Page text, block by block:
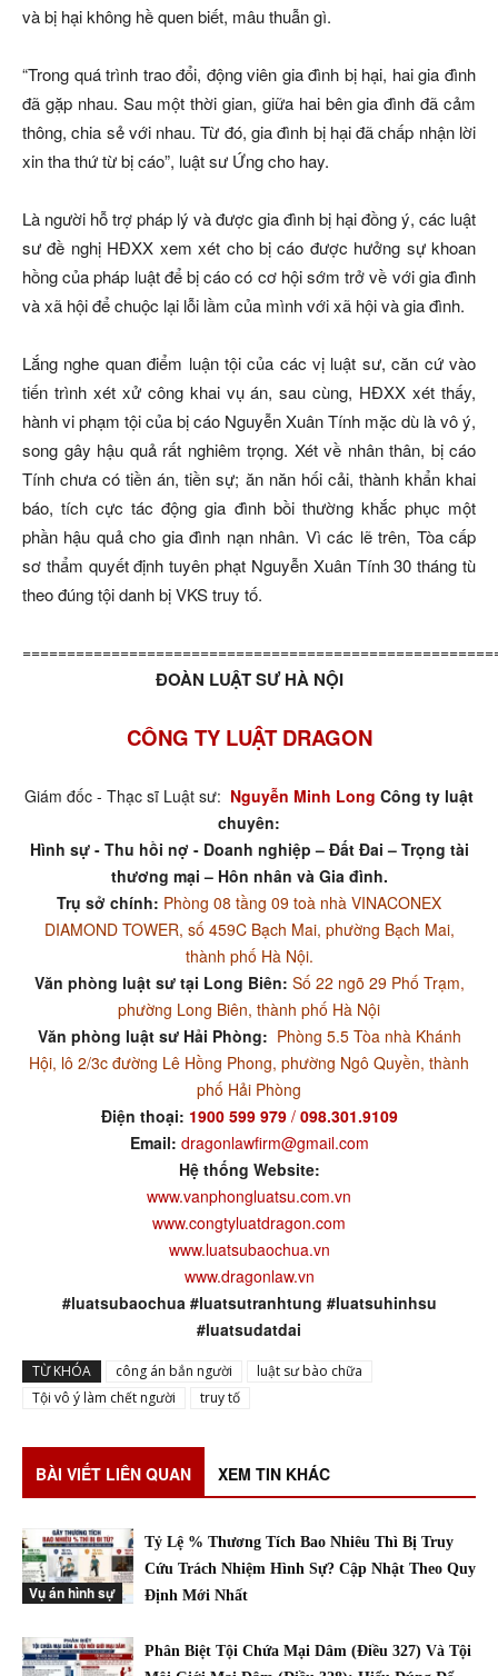
và bị hại không hề quen biết, mâu thuẫn gì.
“Trong quá trình trao đổi, động viên gia đình bị hại, hai gia đình
đã gặp nhau. Sau một thời gian, giữa hai bên gia đình đã cảm
thông, chia sẻ với nhau. Từ đó, gia đình bị hại đã chấp nhận lời
xin tha thứ từ bị cáo”, luật sư Ứng cho hay.
Là người hỗ trợ pháp lý và được gia đình bị hại đồng ý, các luật
sư đề nghị HĐXX xem xét cho bị cáo được hưởng sự khoan
hồng của pháp luật để bị cáo có cơ hội sớm trở về với gia đình
và xã hội để chuộc lại lỗi lầm của mình với xã hội và gia đình.
Lắng nghe quan điểm luận tội của các vị luật sư, căn cứ vào
tiến trình xét xử công khai vụ án, sau cùng, HĐXX xét thấy,
hành vi phạm tội của bị cáo Nguyễn Xuân Tính mặc dù là vô ý,
song gây hậu quả rất nghiêm trọng. Xét về nhân thân, bị cáo
Tính chưa có tiền án, tiền sự; ăn năn hối cải, thành khẩn khai
báo, tích cực tác động gia đình bồi thường khắc phục một
phần hậu quả cho gia đình nạn nhân. Vì các lẽ trên, Tòa cấp
sơ thẩm quyết định tuyên phạt Nguyễn Xuân Tính 30 tháng tù
theo đúng tội danh bị VKS truy tố.
ĐOÀN LUẬT SƯ HÀ NỘI
CÔNG TY LUẬT DRAGON
Giám đốc - Thạc sĩ Luật sư: Nguyễn Minh Long Công ty luật
chuyên:
Hình sự - Thu hồi nợ - Doanh nghiệp – Đất Đai – Trọng tài
thương mại – Hôn nhân và Gia đình.
Trụ sở chính: Phòng 08 tầng 09 toà nhà VINACONEX
DIAMOND TOWER, số 459C Bạch Mai, phường Bạch Mai,
thành phố Hà Nội.
Văn phòng luật sư tại Long Biên: Số 22 ngõ 29 Phố Trạm,
phường Long Biên, thành phố Hà Nội
Văn phòng luật sư Hải Phòng: Phòng 5.5 Tòa nhà Khánh
Hội, lô 2/3c đường Lê Hồng Phong, phường Ngô Quyền, thành
phố Hải Phòng
Điện thoại: 1900 599 979/ 098.301.9109
Email: dragonlawfirm@gmail.com
Hệ thống Website:
www.vanphongluatsu.com.vn
www.congtyluatdragon.com
www.luatsubaochua.vn
www.dragonlaw.vn
#luatsubaochua #luatsutranhtung #luatsuhinhsu
#luatsudatdai
TỪ KHÓA công án bắn người
luật sư bào chữa
Tội vô ý làm chết người
truy tố
BÀI VIẾT LIÊN QUAN XEM TIN KHÁC
Vụ án hình sự
Tỷ Lệ % Thương Tích Bao Nhiêu Thì Bị Truy
Cứu Trách Nhiệm Hình Sự? Cập Nhật Theo Quy
Định Mới Nhất
Phân Biệt Tội Chứa Mại Dâm (Điều 327) Và Tội